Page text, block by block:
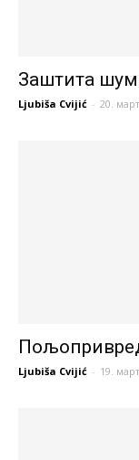
Заштита
Ljubiša Cvijić - 20.
Ljubiša Cvijić - 19.